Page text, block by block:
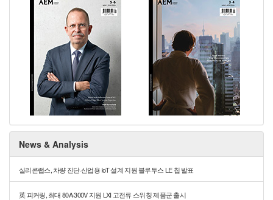
News & Analysis
실리콘랩스, 차량 진단·산업용 IoT 설계 지원 블루투스 LE 칩 발표
英 피커링, 최대 80A·300V 지원 LXI 고전류 스위칭 제품군 출시